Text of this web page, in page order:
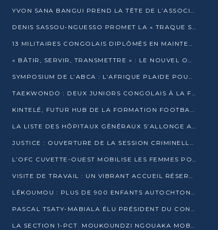
YVON SANA BANGUI PREND LA TÊTE DE L’ASSOCIATION DES BANQUES CENTRALES AFRICAINES
DENIS SASSOU-NGUESSO PROMET LA « TRAQUE SANS RELÂCHE » DU GRAND BANDITISME
13 MILITAIRES CONGOLAIS DIPLÔMÉS EN MAINTENANCE INDUSTRIELLE APRÈS TROIS ANS DE FORMATION À L’UNIVERSITÉ MARIEN-NGOUABI
« BÂTIR, SERVIR, TRANSMETTRE » : LE NOUVEL OUVRAGE QUI INTERPELLE LES COLLECTIVITÉS
SYMPOSIUM DE L’ABCA : L’AFRIQUE PLAIDE POUR UN FINANCEMENT CLIMATIQUE ÉQUITABLE
TAEKWONDO : DEUX JUNIORS CONGOLAIS À LA FINALE D’OPEN SYRIES 2025 À ABIDJAN
KINTELÉ, FUTUR HUB DE LA FORMATION FOOTBALLISTIQUE AFRICAINE ?
LA LISTE DES HÔPITAUX GÉNÉRAUX S’ALLONGE AU CONGO
JUSTICE : OUVERTURE DE LA SESSION CRIMINELLE À BRAZZAVILLE AVEC 52 DOSSIERS AU RÔLE
L’OFC CUVETTE-OUEST MOBILISE LES FEMMES POUR ACCUEILLIR LE PRÉSIDENT DE LA RÉPUBLIQUE
VISITE DE TRAVAIL : UN VIBRANT ACCUEIL RÉSERVÉ À DENIS SASSOU-N’GUESSO PAR L’ASSOCIATION « LES AMIS DE WOMO »
LÉKOUMOU : PLUS DE 900 ENFANTS AUTOCHTONES REÇOIVENT DES KITS SCOLAIRES GRÂCE À L’ESPACE OPOKO
PASCAL TSATY-MABIALA ÉLU PRÉSIDENT DU CONSEIL NATIONAL DE L’UPADS
LA SECTION 1-PCT MOUKOUNDZI NGOUAKA MOBILISE 100 000 FCFA POUR LE 6ᵉ CONGRÈS DU PARTI